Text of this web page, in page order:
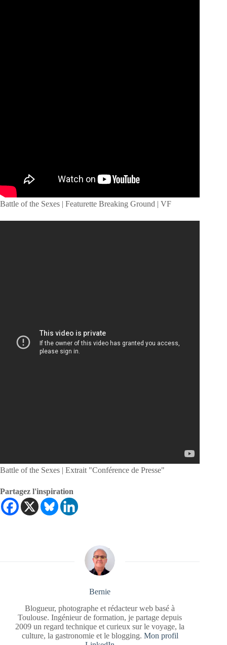
Battle of the Sexes | Featurette Breaking Ground | VF
Battle of the Sexes | Extrait "Conférence de Presse"
Partagez l'inspiration
Bernie
Blogueur, photographe et rédacteur web basé à
Toulouse. Ingénieur de formation, je partage depuis
2009 un regard technique et curieux sur le voyage, la
culture, la gastronomie et le blogging. Mon profil